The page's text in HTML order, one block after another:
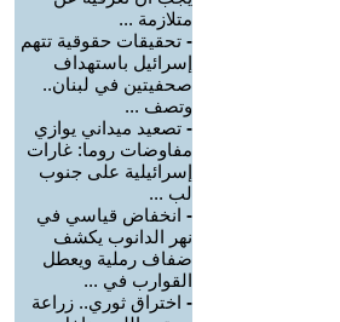
متلازمة ...
- تحقيقات حقوقية تتهم
إسرائيل باستهداف
صحفيتين في لبنان..
وتصف ...
- تصعيد ميداني يوازي
مفاوضات روما: غارات
إسرائيلية على جنوب
لب ...
- انخفاض قياسي في
نهر الدانوب يكشف
ضفاف رملية ويعطل
القوارب في ...
- اختراق ثوري.. زراعة